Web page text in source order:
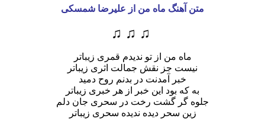
متن آهنگ ماه من از علیرضا شمسکی
♫ ♫ ♫
ماه من از تو ندیدم قمری زیباتر
نیست جز نقش جمالت اثری زیباتر
خبر آمدنت در بدنم روح دمید
به که بود این خبر از هر خبری زیباتر
جلوه گر گشت رخت در سحری جان دلم
زین سحر دیده ندیده سحری زیباتر